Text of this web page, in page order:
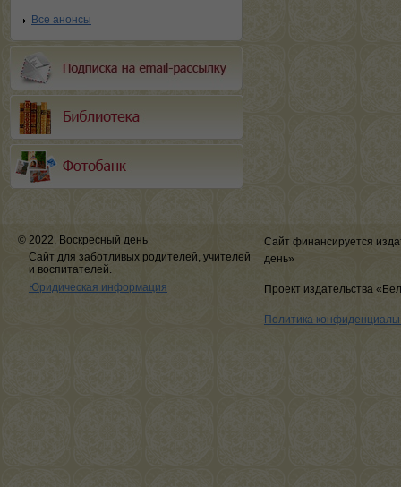
Все анонсы
© 2022, Воскресный день
Сайт для заботливых родителей, учителей
и воспитателей.
Юридическая информация
Сайт финансируется
день»
Проект издательства
Политика